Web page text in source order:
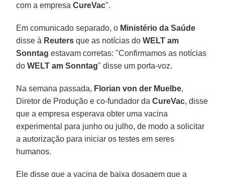
com a empresaCureVac".
Em comunicado separado, o Ministério da Saúde
disse à Reuters que as notícias doWELT am
Sonntag estavam corretas: "Confirmamos as notícias
doWELT am Sonntag" disse um porta-voz.
Na semana passada, Florian von der Muelbe,
Diretor de Produção e co-fundador daCureVac, disse
que a empresa esperava obter uma vacina
experimental para junho ou julho, de modo a solicitar
a autorização para iniciar os testes em seres
humanos.
Ele disse que a vacina de baixa dosagem que a